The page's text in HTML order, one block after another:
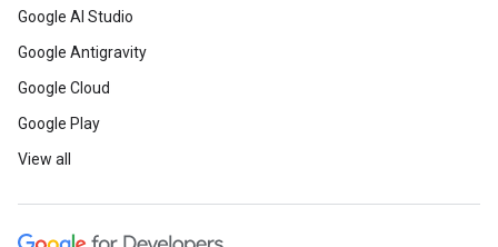
Google AI Studio
Google Antigravity
Google Cloud
Google Play
View all